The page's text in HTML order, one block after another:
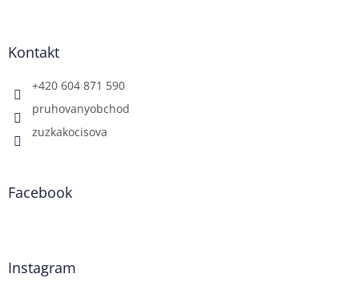
Kontakt
+420 604 871 590
pruhovanyobchod
zuzkakocisova
Facebook
Instagram